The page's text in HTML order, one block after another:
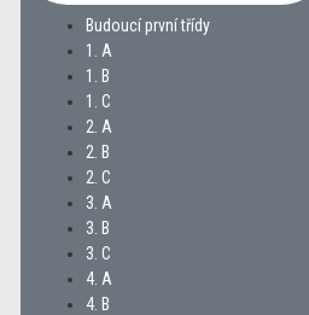
Budoucí první třídy
1. A
1. B
1. C
2. A
2. B
2. C
3. A
3. B
3. C
4. A
4. B